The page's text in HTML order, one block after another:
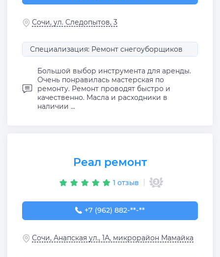
Сочи, ул. Следопытов, 3
Специализация: Ремонт снегоуборщиков
Большой выбор инструмента для аренды.
Очень понравилась мастерская по
ремонту. Ремонт проводят быстро и
качественно. Масла и расходники в
наличии ...
Реал ремонт
1 отзыв
+7 (962) 882-32-77
+7 (962) 882-**-**
Сочи, Анапская ул., 1А, микрорайон Мамайка